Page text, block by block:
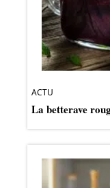
ACTU
La betterave